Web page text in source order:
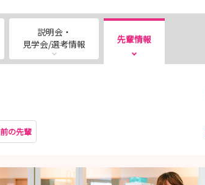
説明会・
見学会/選考情報
先輩情報
前の先輩